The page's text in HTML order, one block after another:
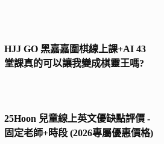
HJJ GO 黑嘉嘉圍棋線上課+AI 43
堂課真的可以讓我變成棋靈王嗎?
25Hoon 兒童線上英文優缺點評價 -
固定老師+時段 (2026專屬優惠價格)